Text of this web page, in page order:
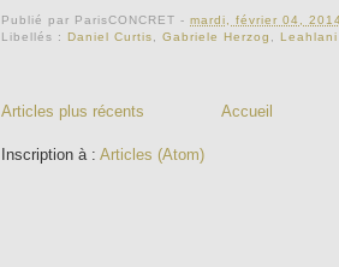
Publié par ParisCONCRET -mardi, février 04,
Libellés :Daniel Curtis ,Gabriele Herzog ,
Articles plus récents Accueil
Inscription à : Articles (Atom)